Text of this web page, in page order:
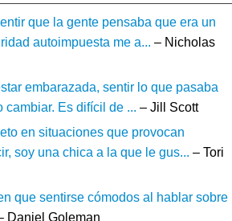
que la gente pensaba que era un
autoimpuesta me a... – Nicholas
embarazada, sentir lo que pasaba
cambiar. Es difícil de ... – Jill Scott
en situaciones que provocan
soy una chica a la que le gus... – Tori
que sentirse cómodos al hablar sobre
Daniel Goleman